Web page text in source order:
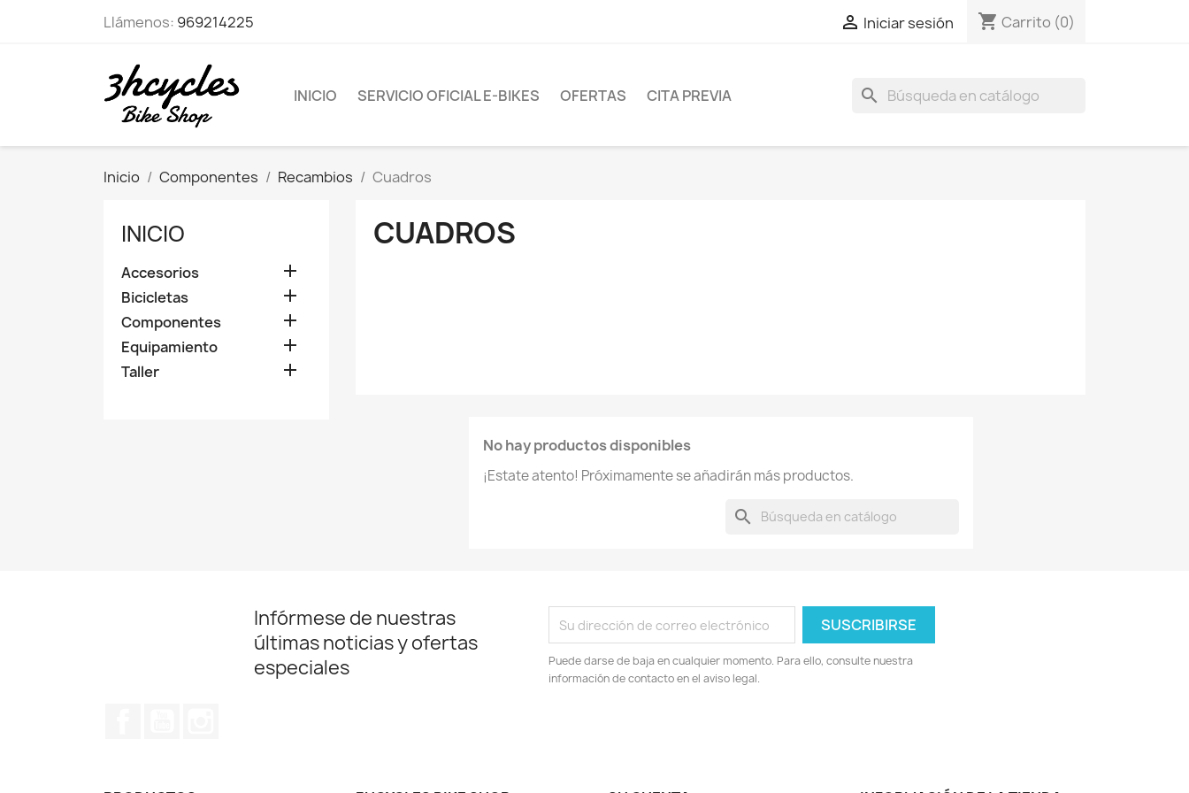
Llámenos: 969214225  Iniciar sesión shopping_cart Carrito (0)
INICIO SERVICIO OFICIAL E-BIKES OFERTAS CITA PREVIA search
Inicio Componentes Recambios Cuadros
INICIO
Accesorios 
Bicicletas 
Componentes 
Equipamiento 
Taller 
CUADROS
No hay productos disponibles
¡Estate atento! Próximamente se añadirán más productos.
search
Infórmese de nuestras
últimas noticias y ofertas
especiales
Puede darse de baja en cualquier momento. Para ello, consulte nuestra
información de contacto en el aviso legal.